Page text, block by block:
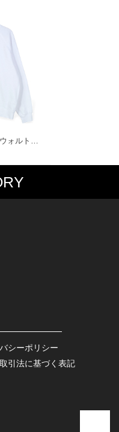
ミッキーマウス 白足 ウォルトディズニーオフィシャル スウェット ホワイト WALT DISNEY WORLD ウォルトディズニーオフィシャル サイズXL相当 古着 CF0995
シーポリシー
引法に基づく表記